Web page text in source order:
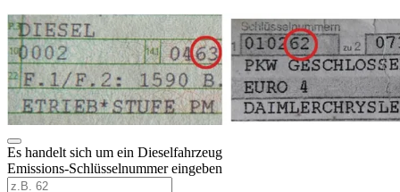
Es handelt sich um ein Dieselfahrzeug
Emissions-Schlüsselnummer eingeben